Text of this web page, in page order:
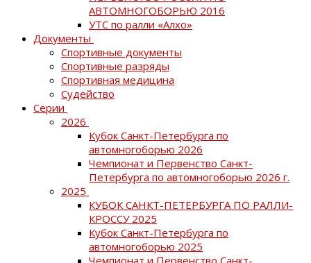
АВТОМНОГОБОРЬЮ 2016
УТС по ралли «Алхо»
Документы
Спортивные документы
Спортивные разряды
Спортивная медицина
Судейство
Серии
2026
Кубок Санкт-Петербурга по
автомногоборью 2026
Чемпионат и Первенство Санкт-
Петербурга по автомногоборью 2026 г.
2025
КУБОК САНКТ-ПЕТЕРБУРГА ПО РАЛЛИ-
КРОССУ 2025
Кубок Санкт-Петербурга по
автомногоборью 2025
Чемпионат и Первенство Санкт-